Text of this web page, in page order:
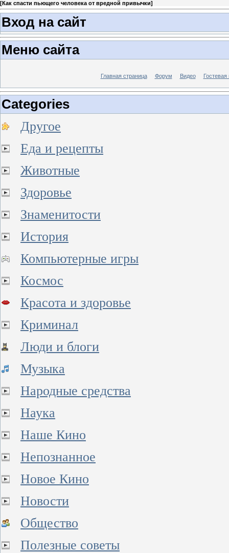
[Как спасти пьющего человека от вредной привычки]
Вход на сайт
Меню сайта
Главная страница Форум Видео Гостевая
Categories
Другое
Еда и рецепты
Животные
Здоровье
Знаменитости
История
Компьютерные игры
Космос
Красота и здоровье
Криминал
Люди и блоги
Музыка
Народные средства
Наука
Наше Кино
Непознанное
Новое Кино
Новости
Общество
Полезные советы